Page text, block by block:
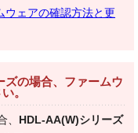
ウェアの確認方法と更
の場合、ファームウ
。
、
HDL-AA(W)シリーズ